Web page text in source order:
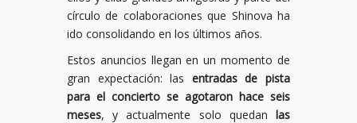
círculo de colaboraciones que Shinova ha
ido consolidando en los últimos años.
Estos anuncios llegan en un momento de
gran expectación: las entradas de pista
para el concierto se agotaron hace seis
meses, y actualmente solo quedan las